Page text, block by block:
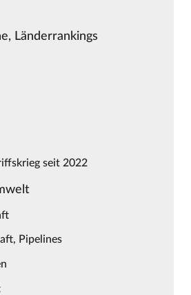
Länderrankings
seit 2022
Pipelines